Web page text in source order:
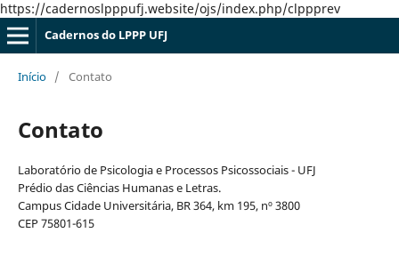
https://cadernoslpppufj.website/ojs/index.php/clppprev
Cadernos do LPPP UFJ
Início / Contato
Contato
Laboratório de Psicologia e Processos Psicossociais - UFJ
Prédio das Ciências Humanas e Letras.
Campus Cidade Universitária, BR 364, km 195, nº 3800
CEP 75801-615